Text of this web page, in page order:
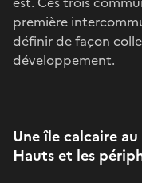
première
définir de façon
développement.
Une île calcaire
Hauts et les